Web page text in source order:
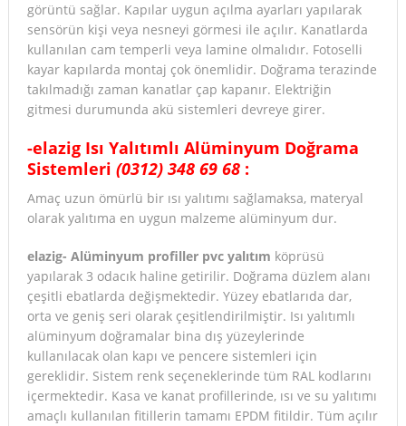
görüntü sağlar. Kapılar uygun açılma ayarları yapılarak
sensörün kişi veya nesneyi görmesi ile açılır. Kanatlarda
kullanılan cam temperli veya lamine olmalıdır. Fotoselli
kayar kapılarda montaj çok önemlidir. Doğrama terazinde
takılmadığı zaman kanatlar çap kapanır. Elektriğin
gitmesi durumunda akü sistemleri devreye girer.
-elazig Isı Yalıtımlı Alüminyum Doğrama
Sistemleri (0312) 348 69 68 :
Amaç uzun ömürlü bir ısı yalıtımı sağlamaksa, materyal
olarak yalıtıma en uygun malzeme alüminyum dur.
elazig- Alüminyum profiller pvc yalıtım köprüsü
yapılarak 3 odacık haline getirilir. Doğrama düzlem alanı
çeşitli ebatlarda değişmektedir. Yüzey ebatlarıda dar,
orta ve geniş seri olarak çeşitlendirilmiştir. Isı yalıtımlı
alüminyum doğramalar bina dış yüzeylerinde
kullanılacak olan kapı ve pencere sistemleri için
gereklidir. Sistem renk seçeneklerinde tüm RAL kodlarını
içermektedir. Kasa ve kanat profillerinde, ısı ve su yalıtımı
amaçlı kullanılan fitillerin tamamı EPDM fitildir. Tüm açılır